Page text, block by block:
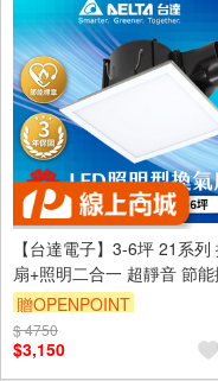
【台達電子】3-6坪 21系列
扇+照明二合一 超靜音 節
扇 DC直流 三年保固
(VFB21ABELEDT)
贈OPENPOINT
訂單滿999享9折
$ 4750
$3,150